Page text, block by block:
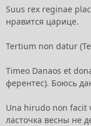
Suus rex reginae
нравится царице.
Tertium non datur
Timeo Danaos et
ферентес). Боюсь
Una hirudo non facit
ласточка весны не